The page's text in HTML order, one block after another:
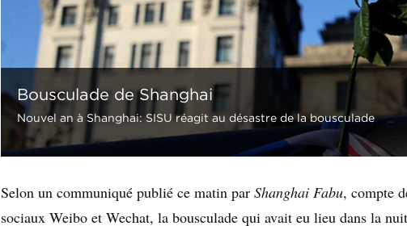
Bousculade de Shanghai
Nouvel an à Shanghai: SISU réagit au désastre de la bousculade
Selon un communiqué publié ce matin par Shanghai Fabu, compte
sociaux Weibo et Wechat, la bousculade qui avait eu lieu dans la